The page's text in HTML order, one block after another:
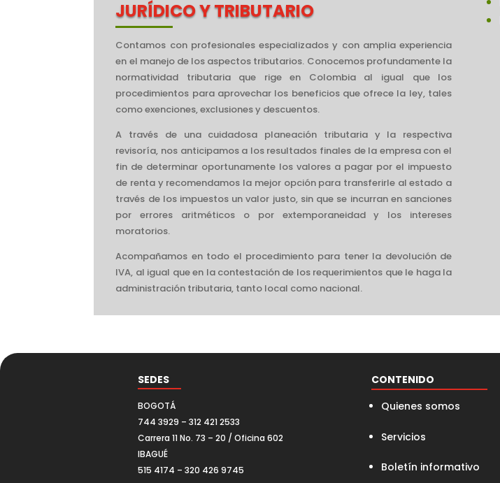
JURÍDICO Y TRIBUTARIO
Contamos con profesionales especializados y con amplia experiencia
en el manejo de los aspectos tributarios. Conocemos profundamente la
normatividad tributaria que rige en Colombia al igual que los
procedimientos para aprovechar los beneficios que ofrece la ley, tales
como exenciones, exclusiones y descuentos.
A través de una cuidadosa planeación tributaria y la respectiva
revisoría, nos anticipamos a los resultados finales de la empresa con el
fin de determinar oportunamente los valores a pagar por el impuesto
de renta y recomendamos la mejor opción para transferirle al estado a
través de los impuestos un valor justo, sin que se incurran en sanciones
por errores aritméticos o por extemporaneidad y los intereses
moratorios.
Acompañamos en todo el procedimiento para tener la devolución de
IVA, al igual que en la contestación de los requerimientos que le haga la
administración tributaria, tanto local como nacional.
SEDES
BOGOTÁ
744 3929 – 312 421 2533
Carrera 11 No. 73 – 20 / Oficina 602
IBAGUÉ
515 4174 – 320 426 9745
CONTENIDO
Quienes somos
Servicios
Boletín informativo